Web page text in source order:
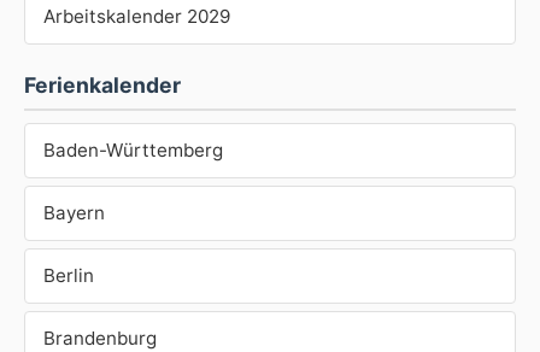
Arbeitskalender 2029
Ferienkalender
Baden-Württemberg
Bayern
Berlin
Brandenburg